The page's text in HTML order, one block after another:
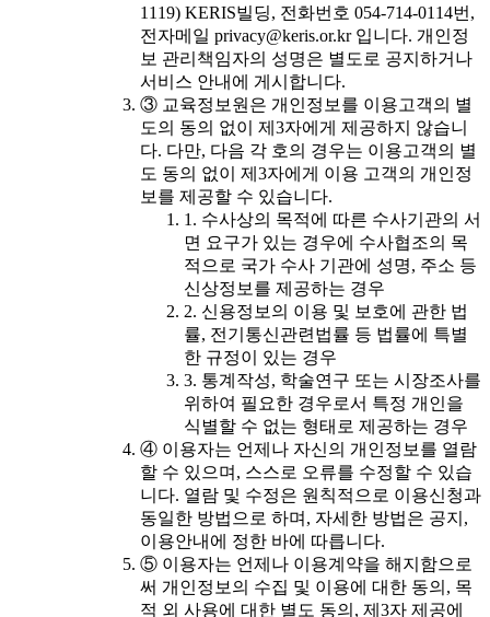
1119) KERIS빌딩, 전화번호 054-714-0114번,
전자메일 privacy@keris.or.kr 입니다. 개인정
보 관리책임자의 성명은 별도로 공지하거나
서비스 안내에 게시합니다.
③ 교육정보원은 개인정보를 이용고객의 별
도의 동의 없이 제3자에게 제공하지 않습니
다. 다만, 다음 각 호의 경우는 이용고객의 별
도 동의 없이 제3자에게 이용 고객의 개인정
보를 제공할 수 있습니다.
1. 수사상의 목적에 따른 수사기관의 서
면 요구가 있는 경우에 수사협조의 목
적으로 국가 수사 기관에 성명, 주소 등
신상정보를 제공하는 경우
2. 신용정보의 이용 및 보호에 관한 법
률, 전기통신관련법률 등 법률에 특별
한 규정이 있는 경우
3. 통계작성, 학술연구 또는 시장조사를
위하여 필요한 경우로서 특정 개인을
식별할 수 없는 형태로 제공하는 경우
④ 이용자는 언제나 자신의 개인정보를 열람
할 수 있으며, 스스로 오류를 수정할 수 있습
니다. 열람 및 수정은 원칙적으로 이용신청과
동일한 방법으로 하며, 자세한 방법은 공지,
이용안내에 정한 바에 따릅니다.
⑤ 이용자는 언제나 이용계약을 해지함으로
써 개인정보의 수집 및 이용에 대한 동의, 목
적 외 사용에 대한 별도 동의, 제3자 제공에